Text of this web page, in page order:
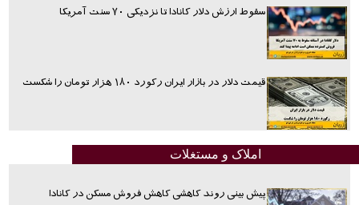
سقوط ارزش دلار کانادا تا نزدیکی ۷۰ سنت آمریکا
قیمت دلار در بازار ایران رکورد ۱۸۰ هزار تومان را شکست
املاک و مستغلات
پیش بینی روند کاهشی کاهش فروش مسکن در کانادا